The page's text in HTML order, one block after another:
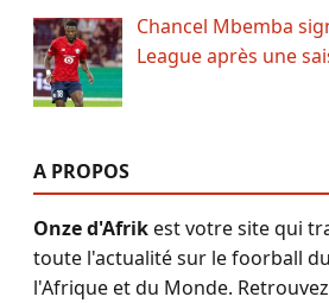
Chancel Mbemba
League après une
A PROPOS
Onze d'Afrikest votre site qui
toute l'actualité sur le foorball du
l'Afrique et du Monde.